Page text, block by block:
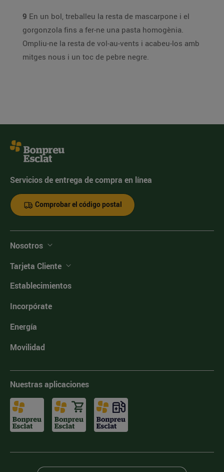
9 En un bol, treballeu la resta de mascarpone i el
gorgonzola fins a fer-ne una pasta homogènia.
Ompliu-ne la resta de vol-au-vents i acabeu-los amb
mitges nous i un toc de pebre negre.
Servicios de entrega de compra en línea
Comprobar el código postal
Nosotros
Tarjeta Cliente
Establecimientos
Incorpórate
Energía
Movilidad
Nuestras aplicaciones